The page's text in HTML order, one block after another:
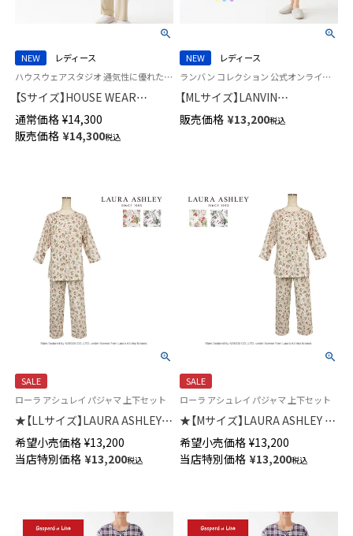
NEW
レディース
ハウスウェアスタジオ 通気性に優れた コットン100％ 婦人 スリープウェア HWS
【Sサイズ】HOUSE WEAR
STUDIO 綿100％ かぶり 30スム
ース エスポワールボーダー パ
ジャマ 長袖 長丈パンツ レディ
通常価格 ¥14,300
販売価格 ¥14,300税込
NEW
レディース
ランバン コレクション 公式オンラインショップ 婦人 パジャマ
【MLサイズ】LANVIN
COLLECTION 軽くて涼しいパ
ジャマ 綿100％ 通気性の良いリ
販売価格 ¥13,200税込
SALE
ローラ アシュレイ パジャマ 上下セット
★【LLサイズ】LAURA ASHLEY
綿(コットン)100％ ダブルガー
ゼ パジャマ 前ボタン ラドホー
ルフルーツ柄 8分袖 長丈パンツ
希望小売価格 ¥13,200
当店特別価格 ¥13,200税込
SALE
ローラ アシュレイ パジャマ 上下セット
★【Mサイズ】LAURA ASHLEY 綿
(コットン)100％ ダブルガーゼ
パジャマ 前ボタン 8分袖 長丈パ
ンツ ラドホールフルーツ柄 レ
希望小売価格 ¥13,200
当店特別価格 ¥13,200税込